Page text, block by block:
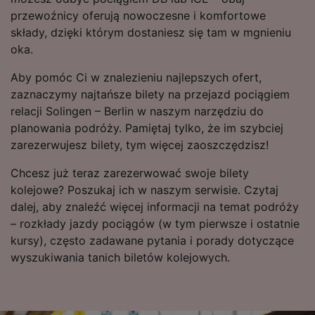
przewoźnicy oferują nowoczesne i komfortowe
składy, dzięki którym dostaniesz się tam w mgnieniu
oka.
Aby pomóc Ci w znalezieniu najlepszych ofert,
zaznaczymy najtańsze bilety na przejazd pociągiem
relacji Solingen – Berlin w naszym narzędziu do
planowania podróży. Pamiętaj tylko, że im szybciej
zarezerwujesz bilety, tym więcej zaoszczędzisz!
Chcesz już teraz zarezerwować swoje bilety
kolejowe? Poszukaj ich w naszym serwisie. Czytaj
dalej, aby znaleźć więcej informacji na temat podróży
– rozkłady jazdy pociągów (w tym pierwsze i ostatnie
kursy), często zadawane pytania i porady dotyczące
wyszukiwania tanich biletów kolejowych.
advertising and content measurement,
audience research and services development.